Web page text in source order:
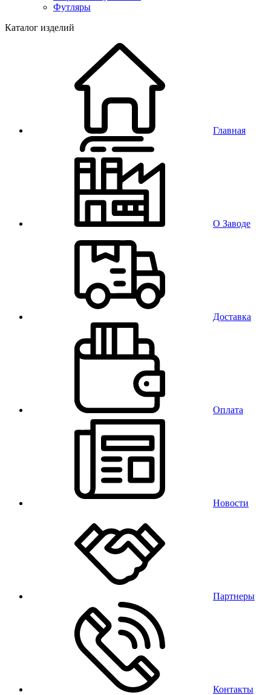
Футляры
Каталог изделий
Главная
О Заводе
Доставка
Оплата
Новости
Партнеры
Контакты